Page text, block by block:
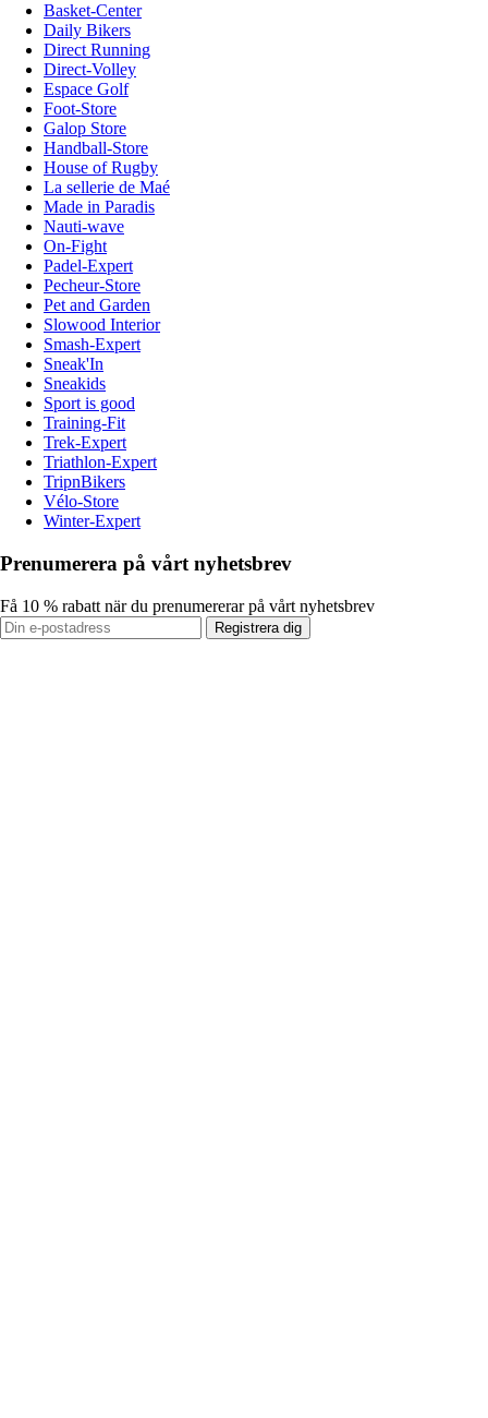
Basket-Center
Daily Bikers
Direct Running
Direct-Volley
Espace Golf
Foot-Store
Galop Store
Handball-Store
House of Rugby
La sellerie de Maé
Made in Paradis
Nauti-wave
On-Fight
Padel-Expert
Pecheur-Store
Pet and Garden
Slowood Interior
Smash-Expert
Sneak'In
Sneakids
Sport is good
Training-Fit
Trek-Expert
Triathlon-Expert
TripnBikers
Vélo-Store
Winter-Expert
Prenumerera på vårt nyhetsbrev
Få 10 % rabatt när du prenumererar på vårt nyhetsbrev
Registrera dig